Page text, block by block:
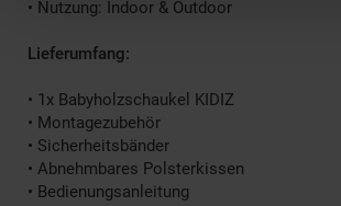
• Nutzung: Indoor & Outdoor
Lieferumfang:
• 1x Babyholzschaukel KIDIZ
• Montagezubehör
• Sicherheitsbänder
• Abnehmbares Polsterkissen
• Bedienungsanleitung